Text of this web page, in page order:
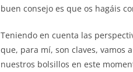
buen consejo es que os hagáis
Teniendo en cuenta las
que, para mí, son claves, vamos
nuestros bolsillos en este